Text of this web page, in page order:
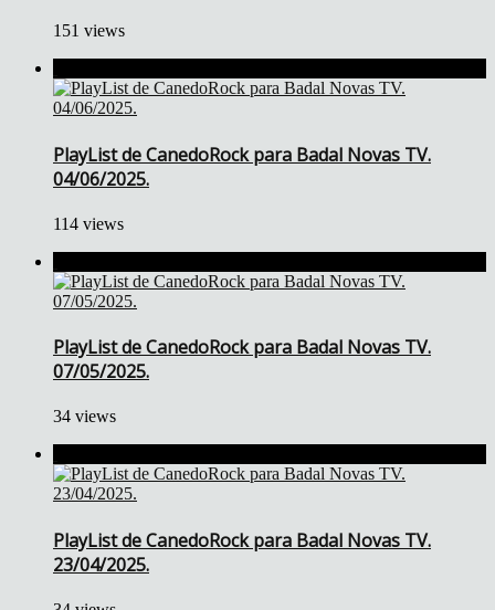
151 views
PlayList de CanedoRock para Badal Novas TV.
04/06/2025.
114 views
PlayList de CanedoRock para Badal Novas TV.
07/05/2025.
34 views
PlayList de CanedoRock para Badal Novas TV.
23/04/2025.